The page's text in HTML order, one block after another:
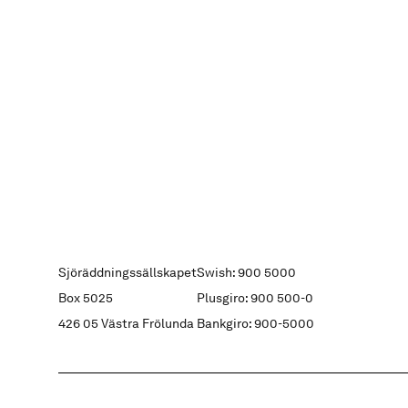
Sjöräddningssällskapet
Box 5025
426 05 Västra Frölunda
Swish: 900 5000
Plusgiro: 900 500-0
Bankgiro: 900-5000